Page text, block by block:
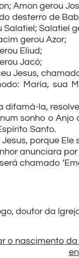
Amon gerou
desterro de
Salatiel
gerou Azor;
Eliud;
Jacó;
Jesus,
Maria, sua
difamá-la,
sonho o
Santo.
porque
anunciara
chamado
doutor da
o nascimento